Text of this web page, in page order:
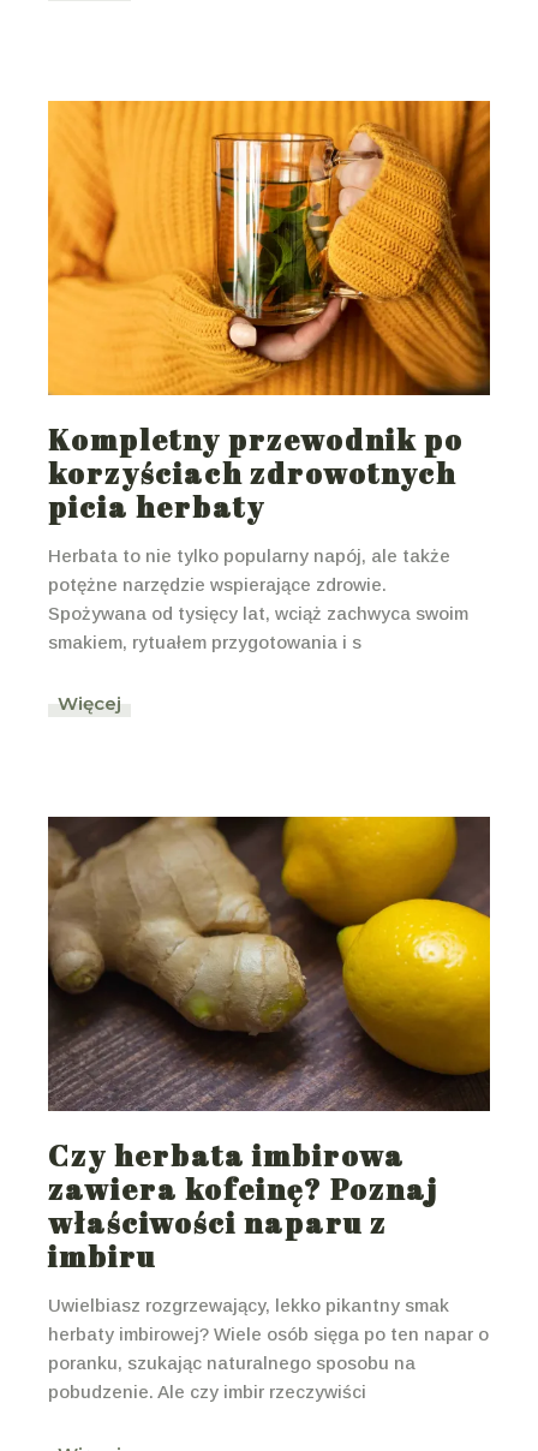
Kompletny przewodnik po
korzyściach zdrowotnych
picia herbaty
Herbata to nie tylko popularny napój, ale także
potężne narzędzie wspierające zdrowie.
Spożywana od tysięcy lat, wciąż zachwyca swoim
smakiem, rytuałem przygotowania i s
Więcej
Czy herbata imbirowa
zawiera kofeinę? Poznaj
właściwości naparu z
imbiru
Uwielbiasz rozgrzewający, lekko pikantny smak
herbaty imbirowej? Wiele osób sięga po ten napar o
poranku, szukając naturalnego sposobu na
pobudzenie. Ale czy imbir rzeczywiści